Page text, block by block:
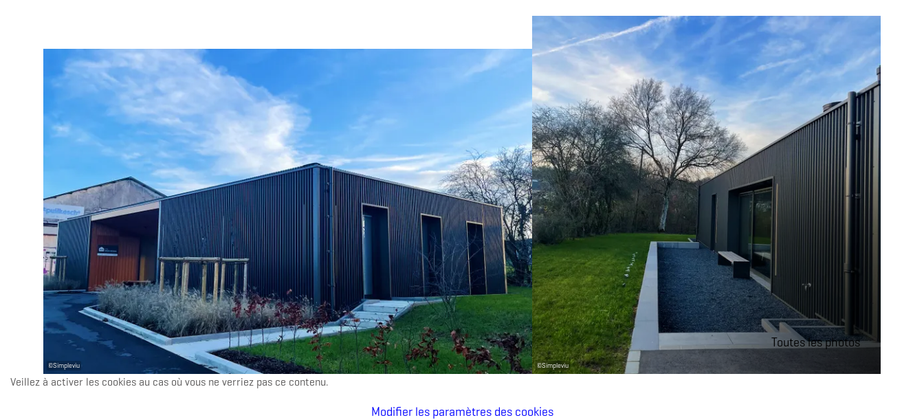
©Simpleviu ©Simpleviu
Toutes les photos
Veillez à activer les cookies au cas où vous ne verriez pas ce contenu.
Modifier les paramètres des cookies